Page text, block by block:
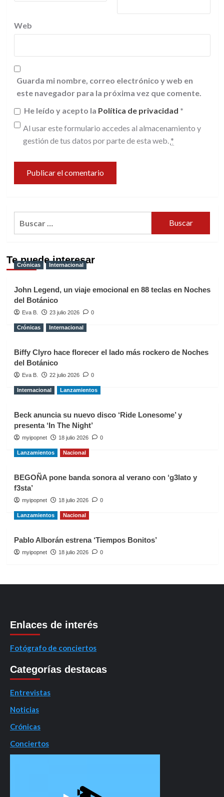
Web
Guarda mi nombre, correo electrónico y web en
este navegador para la próxima vez que comente.
He leído y acepto la Política de privacidad *
Al usar este formulario accedes al almacenamiento y
gestión de tus datos por parte de esta web. *
Te puede interesar
Crónicas Internacional
John Legend, un viaje emocional en 88 teclas en Noches
del Botánico
Eva B. 23 julio 2026 0
Crónicas Internacional
Biffy Clyro hace florecer el lado más rockero de Noches
del Botánico
Eva B. 22 julio 2026 0
Internacional Lanzamientos
Beck anuncia su nuevo disco ‘Ride Lonesome’ y
presenta ‘In The Night’
myipopnet 18 julio 2026 0
Lanzamientos Nacional
BEGOÑA pone banda sonora al verano con ‘g3lato y
f3sta’
myipopnet 18 julio 2026 0
Lanzamientos Nacional
Pablo Alborán estrena ‘Tiempos Bonitos’
myipopnet 18 julio 2026 0
Enlaces de interés
Fotógrafo de conciertos
Categorías destacas
Entrevistas
Noticias
Crónicas
Conciertos